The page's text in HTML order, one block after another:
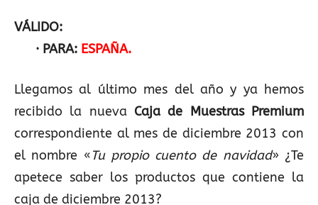
VÁLIDO:
· PARA: ESPAÑA.
Llegamos al último mes del año y ya hemos
recibido la nueva Caja de Muestras Premium
correspondiente al mes de diciembre 2013 con
el nombre «Tu propio cuento de navidad» ¿Te
apetece saber los productos que contiene la
caja de diciembre 2013?